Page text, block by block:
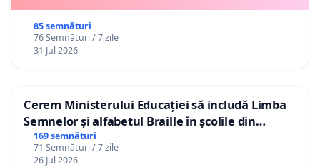
85 semnături
76 Semnături / 7 zile
31 Jul 2026
Cerem Ministerului Educației să includă Limba
Semnelor și alfabetul Braille în școlile din
Republica Moldova!
169 semnături
71 Semnături / 7 zile
26 Jul 2026